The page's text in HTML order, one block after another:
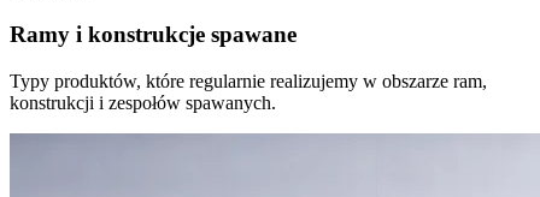
Ramy i konstrukcje spawane
Typy produktów, które regularnie realizujemy w obszarze ram,
konstrukcji i zespołów spawanych.